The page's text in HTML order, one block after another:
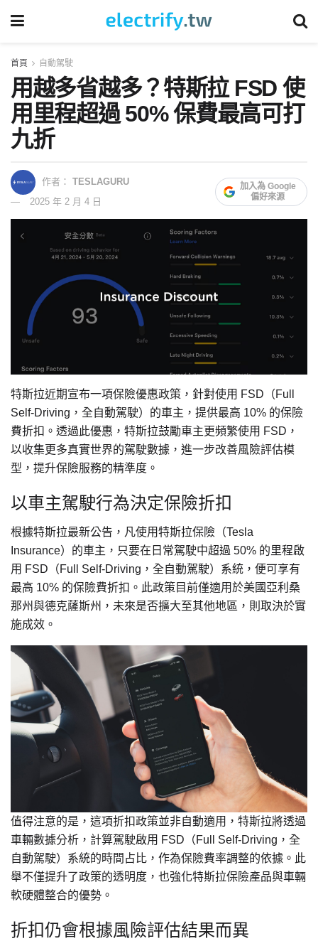
首頁 自動駕駛
用越多省越多？特斯拉 FSD 使
用里程超過 50% 保費最高可打
九折
作者： TESLAGURU
2025 年 2 月 4 日
加入為 Google
偏好來源
特斯拉近期宣布一項保險優惠政策，針對使用 FSD（Full
Self-Driving，全自動駕駛）的車主，提供最高 10% 的保險
費折扣。透過此優惠，特斯拉鼓勵車主更頻繁使用 FSD，
以收集更多真實世界的駕駛數據，進一步改善風險評估模
型，提升保險服務的精準度。
以車主駕駛行為決定保險折扣
根據特斯拉最新公告，凡使用特斯拉保險（Tesla
Insurance）的車主，只要在日常駕駛中超過 50% 的里程啟
用 FSD（Full Self-Driving，全自動駕駛）系統，便可享有
最高 10% 的保險費折扣。此政策目前僅適用於美國亞利桑
那州與德克薩斯州，未來是否擴大至其他地區，則取決於實
施成效。
值得注意的是，這項折扣政策並非自動適用，特斯拉將透過
車輛數據分析，計算駕駛啟用 FSD（Full Self-Driving，全
自動駕駛）系統的時間占比，作為保險費率調整的依據。此
舉不僅提升了政策的透明度，也強化特斯拉保險產品與車輛
軟硬體整合的優勢。
折扣仍會根據風險評估結果而異